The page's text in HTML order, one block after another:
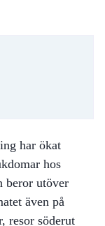
har ökat
hos
beror utöver
även på
resor söderut